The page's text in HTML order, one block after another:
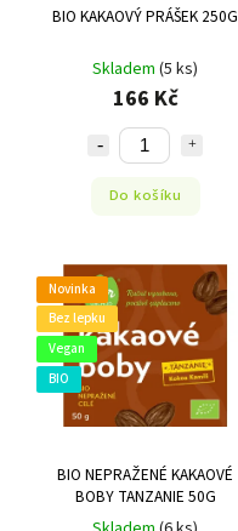
BIO KAKAOVÝ PRÁŠEK 250G
Skladem (5 ks)
166 Kč
Do košíku
Novinka
Bez lepku
Vegan
BIO
BIO NEPRAŽENÉ KAKAOVÉ
BOBY TANZANIE 50G